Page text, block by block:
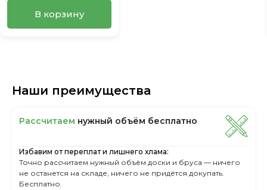
В корзину
Наши преимущества
Рассчитаем нужный объём бесплатно
Избавим от переплат и лишнего хлама:
Точно рассчитаем нужный объём доски и бруса — ничего
не останется на складе, ничего не придётся докупать.
Бесплатно.